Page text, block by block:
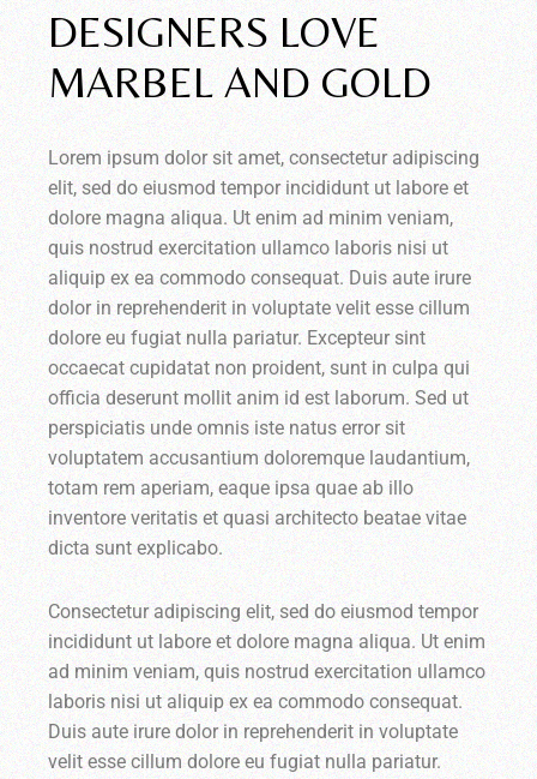
DESIGNERS LOVE
MARBEL AND GOLD
Lorem ipsum dolor sit amet, consectetur adipiscing
elit, sed do eiusmod tempor incididunt ut labore et
dolore magna aliqua. Ut enim ad minim veniam,
quis nostrud exercitation ullamco laboris nisi ut
aliquip ex ea commodo consequat. Duis aute irure
dolor in reprehenderit in voluptate velit esse cillum
dolore eu fugiat nulla pariatur. Excepteur sint
occaecat cupidatat non proident, sunt in culpa qui
officia deserunt mollit anim id est laborum. Sed ut
perspiciatis unde omnis iste natus error sit
voluptatem accusantium doloremque laudantium,
totam rem aperiam, eaque ipsa quae ab illo
inventore veritatis et quasi architecto beatae vitae
dicta sunt explicabo.
Consectetur adipiscing elit, sed do eiusmod tempor
incididunt ut labore et dolore magna aliqua. Ut enim
ad minim veniam, quis nostrud exercitation ullamco
laboris nisi ut aliquip ex ea commodo consequat.
Duis aute irure dolor in reprehenderit in voluptate
velit esse cillum dolore eu fugiat nulla pariatur.